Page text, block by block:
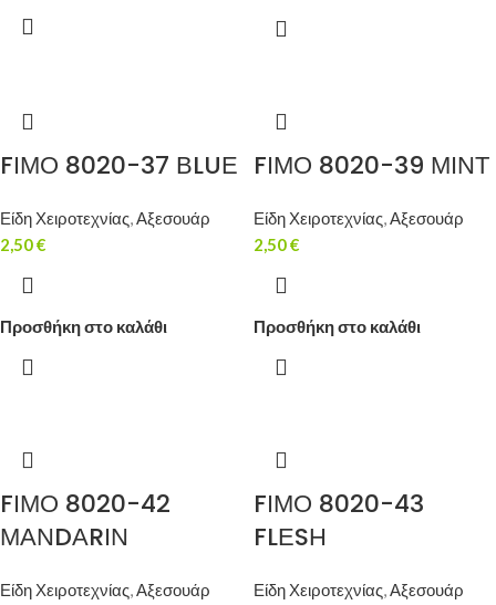
FΙΜΟ 8020-37 ΒLUΕ
Είδη Χειροτεχνίας,Αξεσουάρ
2,50€
Προσθήκη στο καλάθι
FΙΜΟ 8020-39 ΜΙΝΤ
Είδη Χειροτεχνίας,Αξεσουάρ
2,50€
Προσθήκη στο καλάθι
FΙΜΟ 8020-42
ΜΑΝDΑRΙΝ
Είδη Χειροτεχνίας,Αξεσουάρ
FΙΜΟ 8020-43
FLΕSΗ
Είδη Χειροτεχνίας,Αξεσουάρ